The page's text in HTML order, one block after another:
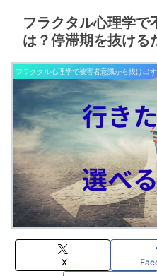
フラクタル心理学で
は？停滞期を抜ける
フラクタル心理学で被害者意識から抜け出す
X